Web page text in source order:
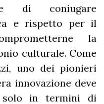
di coniugare
e rispetto per il
la
culturale. Come
uno dei pionieri
innovazione deve
solo in termini di